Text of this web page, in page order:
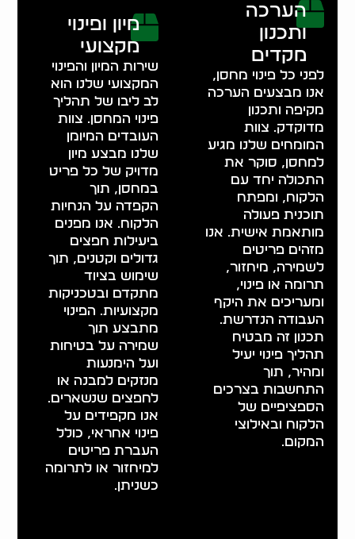
הערכה
ותכנון
מקדים
לפני כל פינוי מחסן,
אנו מבצעים הערכה
מקיפה ותכנון
מדוקדק. צוות
המומחים שלנו מגיע
למחסן, סוקר את
התכולה יחד עם
הלקוח, ומפתח
תוכנית פעולה
מותאמת אישית. אנו
מזהים פריטים
לשמירה, מיחזור,
תרומה או פינוי,
ומעריכים את היקף
העבודה הנדרשת.
תכנון זה מבטיח
תהליך פינוי יעיל
ומהיר, תוך
התחשבות בצרכים
הספציפיים של
הלקוח ובאילוצי
המקום.
מיון ופינוי
מקצועי
שירות המיון והפינוי
המקצועי שלנו הוא
לב ליבו של תהליך
פינוי המחסן. צוות
העובדים המיומן
שלנו מבצע מיון
מדויק של כל פריט
במחסן, תוך
הקפדה על הנחיות
הלקוח. אנו מפנים
ביעילות חפצים
גדולים וקטנים, תוך
שימוש בציוד
מתקדם ובטכניקות
מקצועיות. הפינוי
מתבצע תוך
שמירה על בטיחות
ועל הימנעות
מנזקים למבנה או
לחפצים שנשארים.
אנו מקפידים על
פינוי אחראי, כולל
העברת פריטים
למיחזור או לתרומה
כשניתן.